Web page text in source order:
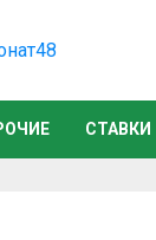
СТАВКИ